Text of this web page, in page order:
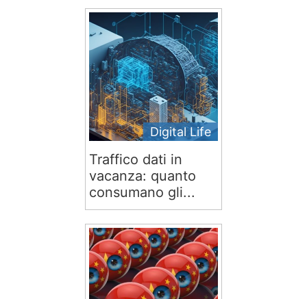
Digital Life
Traffico dati in
vacanza: quanto
consumano gli...